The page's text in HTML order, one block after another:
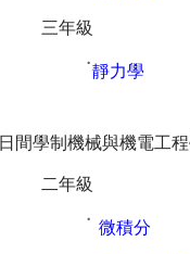
三年級
˙靜力學
日間學制機械與機電工
二年級
˙ 微積分